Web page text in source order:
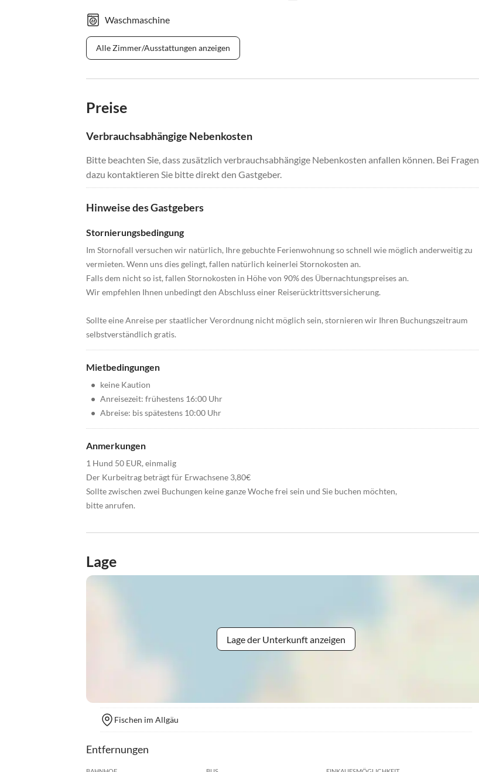
Waschmaschine
Alle Zimmer/Ausstattungen anzeigen
Preise
Verbrauchsabhängige Nebenkosten
Bitte beachten Sie, dass zusätzlich verbrauchsabhängige Nebenkosten anfallen können. Bei Fragen
dazu kontaktieren Sie bitte direkt den Gastgeber.
Hinweise des Gastgebers
Stornierungsbedingung
Im Stornofall versuchen wir natürlich, Ihre gebuchte Ferienwohnung so schnell wie möglich anderweitig zu
vermieten. Wenn uns dies gelingt, fallen natürlich keinerlei Stornokosten an.
Falls dem nicht so ist, fallen Stornokosten in Höhe von 90% des Übernachtungspreises an.
Wir empfehlen Ihnen unbedingt den Abschluss einer Reiserücktrittsversicherung.
Sollte eine Anreise per staatlicher Verordnung nicht möglich sein, stornieren wir Ihren Buchungszeitraum
selbstverständlich gratis.
Mietbedingungen
• keine Kaution
• Anreisezeit: frühestens 16:00 Uhr
• Abreise: bis spätestens 10:00 Uhr
Anmerkungen
1 Hund 50 EUR, einmalig
Der Kurbeitrag beträgt für Erwachsene 3,80€
Sollte zwischen zwei Buchungen keine ganze Woche frei sein und Sie buchen möchten,
bitte anrufen.
Lage
Lage der Unterkunft anzeigen
Fischen im Allgäu
Entfernungen